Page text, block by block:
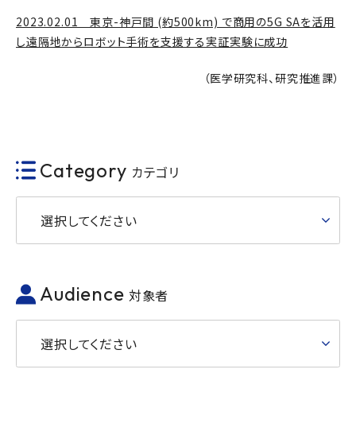
2023.02.01 東京-神戸間 (約500km) で商用の5G SAを活用
し遠隔地からロボット手術を支援する実証実験に成功
（医学研究科、研究推進課）
Category カテゴリ
選択してください
Audience 対象者
選択してください